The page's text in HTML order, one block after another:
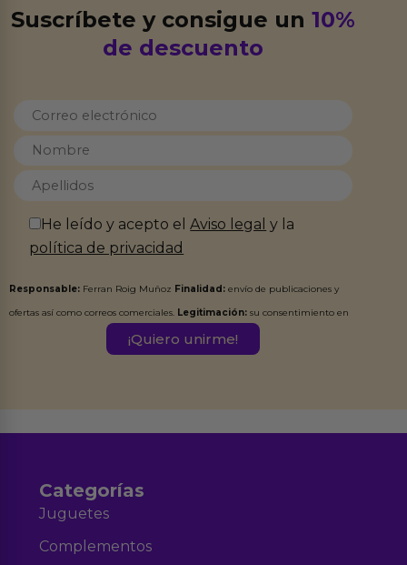
Suscríbete y consigue un10%
de descuento
He leído y acepto elAviso legal y la
política de privacidad
Responsable: Ferran Roig Muñoz Finalidad: envío de publicaciones y
ofertas así como correos comerciales. Legitimación: su consentimiento en
Destinatarios:Ferran Roig Muñoz. Podrás ejercer tus
Categorías
Juguetes
Complementos